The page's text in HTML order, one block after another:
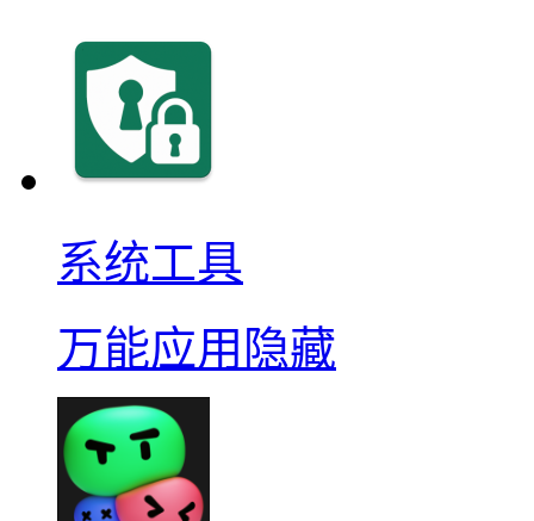
系统工具
万能应用隐藏